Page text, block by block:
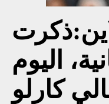
ذكرت
اليوم
كارلو